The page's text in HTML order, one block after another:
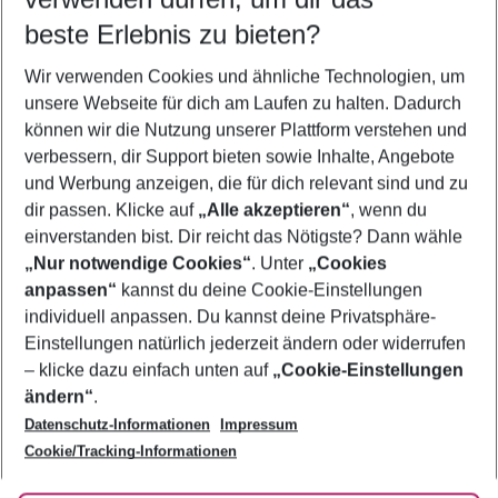
5-8 Nächte
2 Erwachsene Keine Kinder
Mehr Filter anzeigen
Footer
Footer navigation
Über uns
AGB
Bestpreisgarantie
Cookie-Einstellungen ändern
Cookie-Richtlinie
Agenturbetreuung
Barrierefreies Reisen
Folge uns
beste Erlebnis zu bieten?
Wir verwenden Cookies und ähnliche Technologien, um
unsere Webseite für dich am Laufen zu halten. Dadurch
können wir die Nutzung unserer Plattform verstehen und
verbessern, dir Support bieten sowie Inhalte, Angebote
und Werbung anzeigen, die für dich relevant sind und zu
dir passen. Klicke auf „Alle akzeptieren“, wenn du
einverstanden bist. Dir reicht das Nötigste? Dann wähle
„Nur notwendige Cookies“. Unter „Cookies
anpassen“ kannst du deine Cookie-Einstellungen
individuell anpassen. Du kannst deine Privatsphäre-
Einstellungen natürlich jederzeit ändern oder widerrufen
– klicke dazu einfach unten auf „Cookie-Einstellungen
ändern“.
Datenschutz-Informationen
Impressum
Cookie/Tracking-Informationen